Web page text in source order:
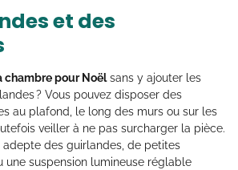
et des
chambre pour Noëlsans y ajouter les
? Vous pouvez disposer des
au plafond, le long des murs ou sur les
veiller à ne pas surcharger la pièce.
adepte des guirlandes, de petites
une suspension lumineuse réglable